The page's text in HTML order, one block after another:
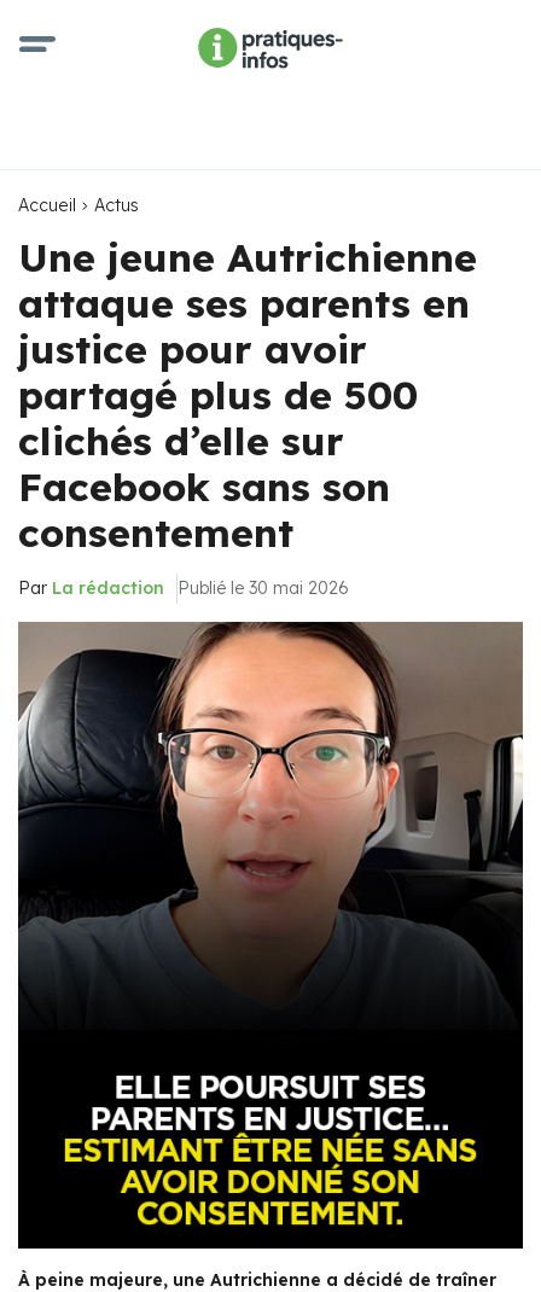
Accueil Actus
Une jeune Autrichienne
attaque ses parents en
justice pour avoir
partagé plus de 500
clichés d’elle sur
Facebook sans son
consentement
Par La rédaction Publié le 30 mai 2026
À peine majeure, une Autrichienne a décidé de traîner